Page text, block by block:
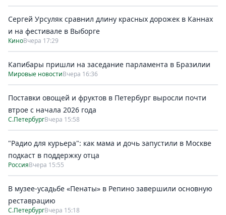
Сергей Урсуляк сравнил длину красных дорожек в Каннах
и на фестивале в Выборге
КиноВчера 17:29
Капибары пришли на заседание парламента в Бразилии
Мировые новостиВчера 16:36
Поставки овощей и фруктов в Петербург выросли почти
втрое с начала 2026 года
С.ПетербургВчера 15:58
"Радио для курьера": как мама и дочь запустили в Москве
подкаст в поддержку отца
РоссияВчера 15:55
В музее-усадьбе «Пенаты» в Репино завершили основную
реставрацию
С.ПетербургВчера 15:18